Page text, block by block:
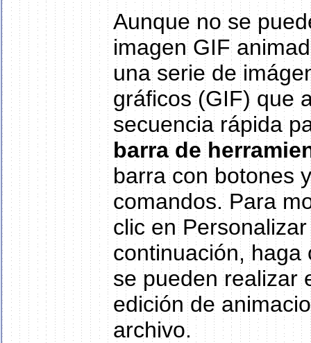
Aunque no se
imagen GIF
una serie de
gráficos (GIF) que
secuencia rápida
barra de
barra con botones
comandos. Para
clic en
continuación, haga
se pueden realizar
edición de
archivo.